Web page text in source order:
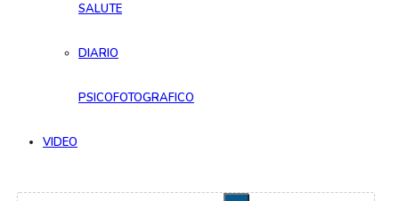
SALUTE
DIARIO
PSICOFOTOGRAFICO
VIDEO